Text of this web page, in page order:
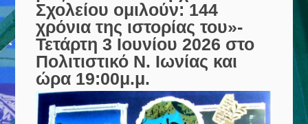
Σχολείου ομιλούν: 144
χρόνια της ιστορίας του»-
Τετάρτη 3 Ιουνίου 2026 στο
Πολιτιστικό Ν. Ιωνίας και
ώρα 19:00μ.μ.